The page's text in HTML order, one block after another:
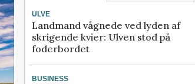
ULVE
Landmand vågnede ved lyden af
skrigende kvier: Ulven stod på
foderbordet
BUSINESS